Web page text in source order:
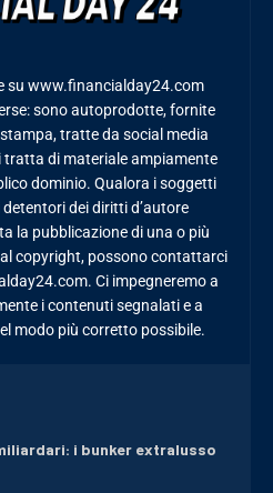
su www.financialday24.com
sono autoprodotte, fornite
tratte da social media
tratta di materiale ampiamente
dominio. Qualora i soggetti
dei diritti d’autore
la pubblicazione di una o più
copyright, possono contattarci
Ci impegneremo a
i contenuti segnalati e a
modo più corretto possibile.
i bunker extralusso